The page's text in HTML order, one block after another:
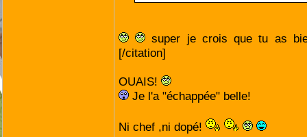
super je crois que tu as
[/citation]
OUAIS!
Je l'a "échappée" belle!
Ni chef ,ni dopé!